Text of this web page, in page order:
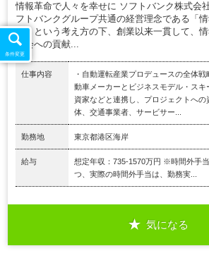
情報革命で人々を幸せに ソフトバンク株式会
フトバンクグループ共通の経営理念である「
に」という考え方の下、創業以来一貫して、
社会への貢献...
仕事内容
・自動運転産業プロデュースの全体
動車メーカーとビジネスモデル・ス
資家などと連携し、プロジェクトへ
体、交通事業者、サービサー...
勤務地 東京都港区海岸
給与
想定年収：735-1570万円 ※時間外手
つ、実際の時間外手当は、勤務実...
気になる
条件変更